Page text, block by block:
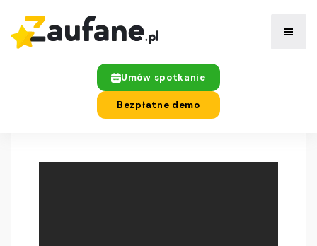
Umów spotkanie
Bezpłatne demo